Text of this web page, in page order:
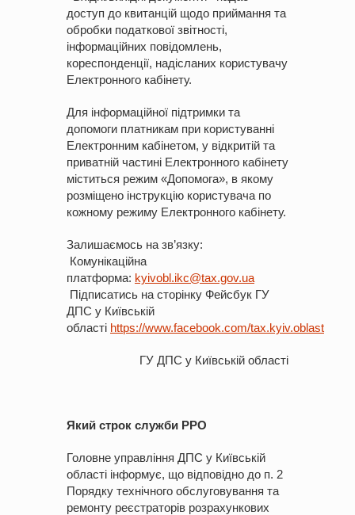
доступ до квитанцій щодо приймання та
обробки податкової звітності,
інформаційних повідомлень,
кореспонденції, надісланих користувачу
Електронного кабінету.
Для інформаційної підтримки та
допомоги платникам при користуванні
Електронним кабінетом, у відкритій та
приватній частині Електронного кабінету
міститься режим «Допомога», в якому
розміщено інструкцію користувача по
кожному режиму Електронного кабінету.
Залишаємось на зв’язку:
Комунікаційна
платформа: kyivobl.ikc@tax.gov.ua
Підписатись на сторінку Фейсбук ГУ
ДПС у Київській
області https://www.facebook.com/tax.kyiv.oblast
ГУ ДПС у Київській області
Який строк служби РРО
Головне управління ДПС у Київській
області інформує, що відповідно до п. 2
Порядку технічного обслуговування та
ремонту реєстраторів розрахункових